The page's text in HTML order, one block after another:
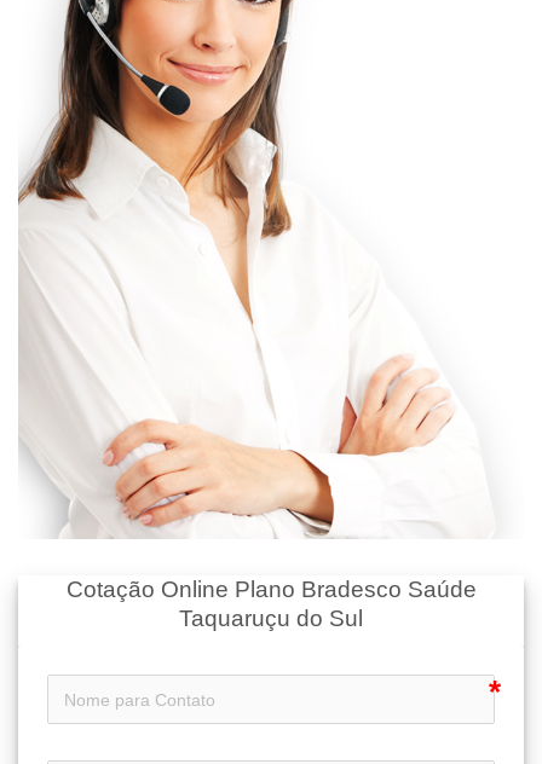
Cotação Online Plano Bradesco Saúde
Taquaruçu do Sul